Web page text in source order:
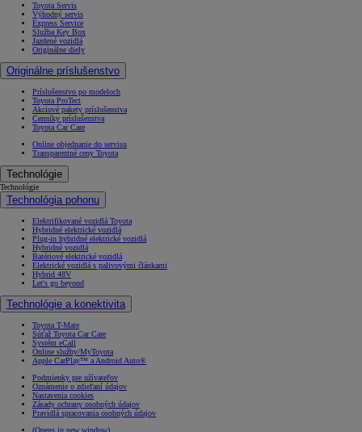
Toyota Servis
Výhodný servis
Express Service
Služba Key Box
Jazdené vozidlá
Originálne diely
Originálne príslušenstvo
Príslušenstvo po modeloch
Toyota ProTect
Akciové pakety príslušenstva
Cenníky príslušenstva
Toyota Car Care
Online objednanie do servisu
Transparentné ceny Toyota
Technológie
Technológie
Technológia pohonu
Elektrifikované vozidlá Toyota
Hybridné elektrické vozidlá
Plug-in hybridné elektrické vozidlá
Hybridné vozidlá
Batériové elektrické vozidlá
Elektrické vozidlá s palivovými článkami
Hybrid 48V
Let's go beyond
Technológie a konektivita
Toyota T-Mate
Súťaž Toyota Car Care
Systém eCall
Online služby/MyToyota
Apple CarPlay™ a Android Auto®
Podmienky pre užívateľov
Oznámenie o zdieľaní údajov
Nastavenia cookies
Zásady ochrany osobných údajov
Pravidlá spracovania osobných údajov
(Opens in new window)